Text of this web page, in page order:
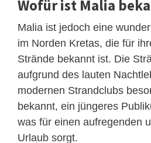
Wofür ist Malia
Malia ist jedoch eine
im Norden Kretas, die für
Strände bekannt ist. Die
aufgrund des lauten
modernen Strandclubs
bekannt, ein jüngeres
was für einen aufregenden
Urlaub sorgt.